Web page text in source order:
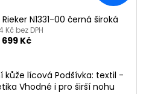
N1331-00 černá široká
Kč bez DPH
699 Kč
kůže lícová Podšívka: textil -
Vhodné i pro širší nohu